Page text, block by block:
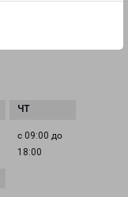
с 09:00 до
18:00